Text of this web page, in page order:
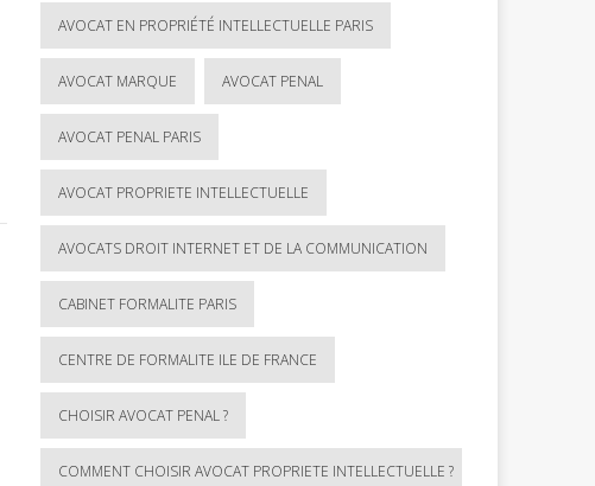
AVOCAT EN PROPRIÉTÉ INTELLECTUELLE PARIS
AVOCAT MARQUE AVOCAT PENAL
AVOCAT PENAL PARIS
AVOCAT PROPRIETE INTELLECTUELLE
AVOCATS DROIT INTERNET ET DE LA COMMUNICATION
CABINET FORMALITE PARIS
CENTRE DE FORMALITE ILE DE FRANCE
CHOISIR AVOCAT PENAL ?
COMMENT CHOISIR AVOCAT PROPRIETE INTELLECTUELLE ?